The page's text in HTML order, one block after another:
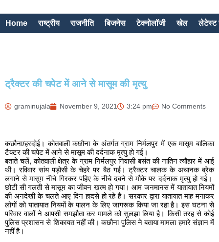
Home राष्ट्रीय राजनीति बिजनेस टेक्नोलॉजी खेल लेटेस्ट
ट्रैक्टर की चपेट में आने से मासूम की मृत्यु
graminujala November 9, 2021 3:24 pm No Comments
कछौना/हरदोई। कोतवाली कछौना के अंतर्गत ग्राम निर्मलपुर में एक मासूम बालिका
टैक्टर की चपेट में आने से मासूम की दर्दनाक मृत्यु हो गई।
बताते चलें, कोतवाली क्षेत्र के ग्राम निर्मलपुर निवासी बसंत की नातिन त्यौहार में आई
थी। रविवार सांय पड़ोसी के चेहरे पर बैठ गई। ट्रैक्टर चालक के अचानक ब्रेक
लगाने से मासूम नीचे गिरकर पहिए के नीचे दबने से मौके पर दर्दनाक मृत्यु हो गई।
छोटी सी गलती से मासूम का जीवन खत्म हो गया। आम जनमानस में यातायात नियमों
की अनदेखी के चलते आए दिन हादसे हो रहे हैं। सरकार द्वारा यातायात माह मनाकर
लोगों को यातायात नियमों के पालन के लिए जागरूक किया जा रहा है। इस घटना से
परिवार वालों ने आपसी समझौता कर मामले को सुलझा लिया है। किसी तरह से कोई
पुलिस प्रशासन से शिकायत नहीं की। कछौना पुलिस ने बताया मामला हमारे संज्ञान में
नहीं है।